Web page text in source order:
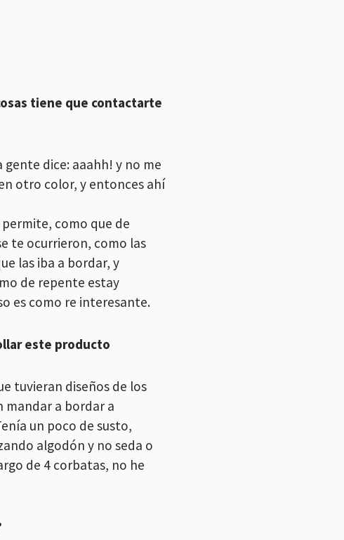
tiene que contactarte
dice: aaahh! y no me
otro color, y entonces ahí
como que de
te ocurrieron, como las
las iba a bordar, y
de repente estay
es como re interesante.
este producto
tuvieran diseños de los
mandar a bordar a
un poco de susto,
algodón y no seda o
de 4 corbatas, no he